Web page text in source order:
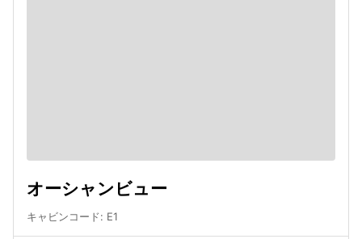
オーシャンビュー
キャビンコード: E1